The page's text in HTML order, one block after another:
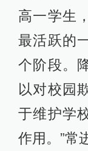
高一学生
最活跃的
个阶段。
以对校园
于维护学
作用。”常